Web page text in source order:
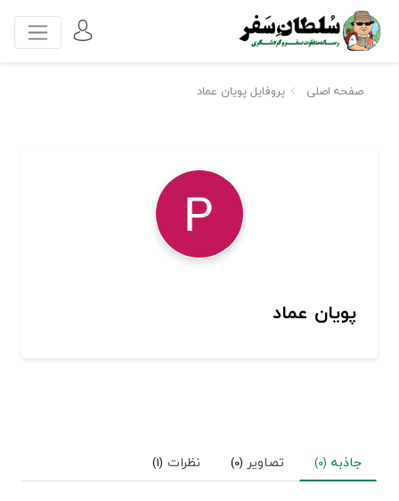
صفحه اصلی پروفایل پویان عماد
پویان عماد
جاذبه (0) تصاویر (0) نظرات (1)